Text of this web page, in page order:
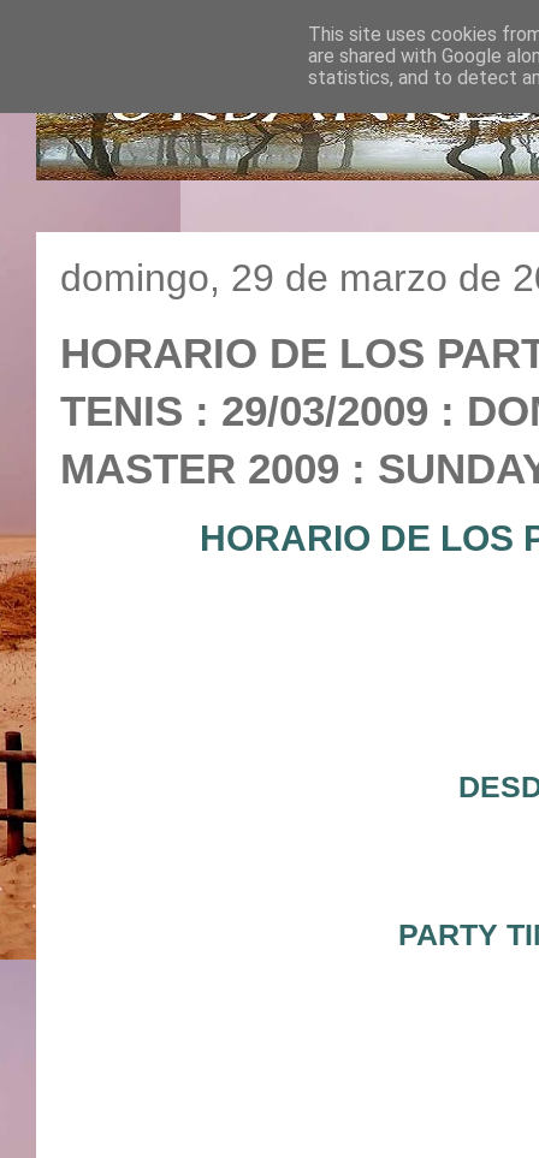
domingo, 29 de marzo de
HORARIO DE LOS
TENIS : 29/03/2009 :
MASTER 2009 :
HORARIO DE LOS
PARTY
This site uses cookies
are shared with Google
statistics, and to detect